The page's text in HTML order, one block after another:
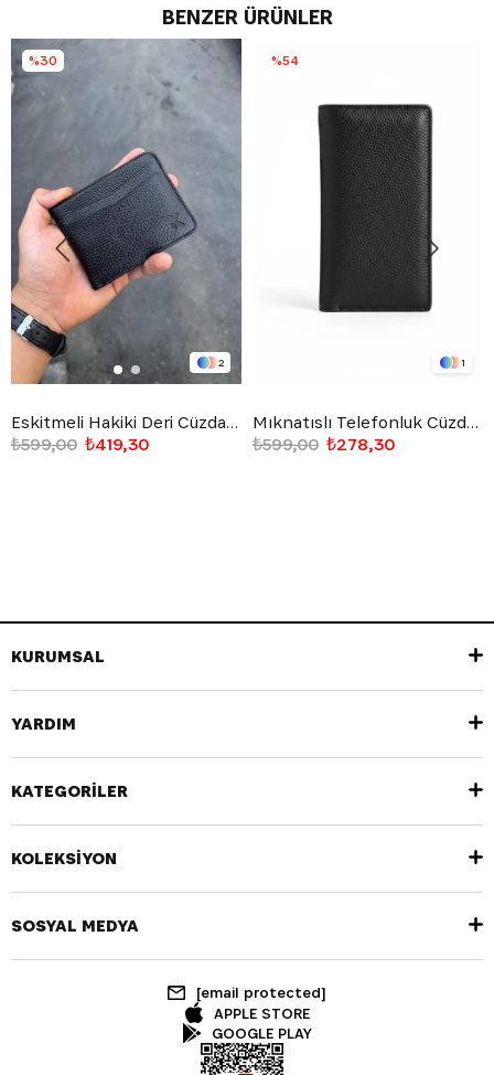
BENZER ÜRÜNLER
2
Eskitmeli Hakiki Deri Cüzdan Siyah
₺419,30
₺599,00
%30
1
Mıknatıslı Telefonluk Cüzdan Siyah
₺278,30
₺599,00
%54
KURUMSAL
YARDIM
KATEGORİLER
KOLEKSİYON
SOSYAL MEDYA
[email protected]
APPLE STORE
GOOGLE PLAY